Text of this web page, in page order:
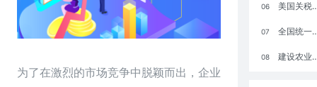
为了在激烈的市场竞争中脱颖而出，企业
06 美国关税政策冲击全球电商格局：五大类平台受重创，转型与自救成关键
07 全国统一大市场：电商如何掘金新蓝海？
08 建设农业强国，网上商城来助力！